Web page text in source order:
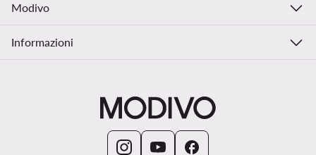
Modivo
Informazioni